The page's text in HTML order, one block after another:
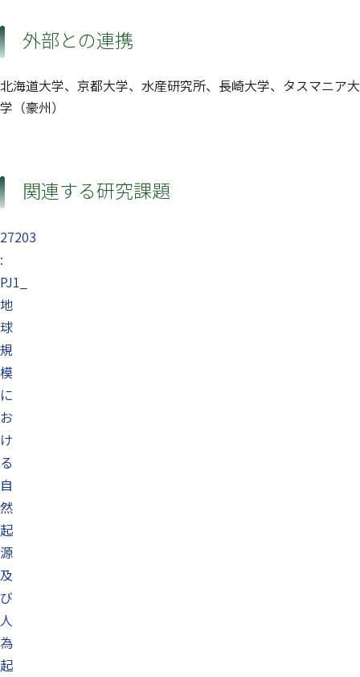
外部との連携
北海道大学、京都大学、水産研究所、長崎大学、タスマニア大
学（豪州）
関連する研究課題
27203
:
PJ1_
地
球
規
模
に
お
け
る
自
然
起
源
及
び
人
為
起